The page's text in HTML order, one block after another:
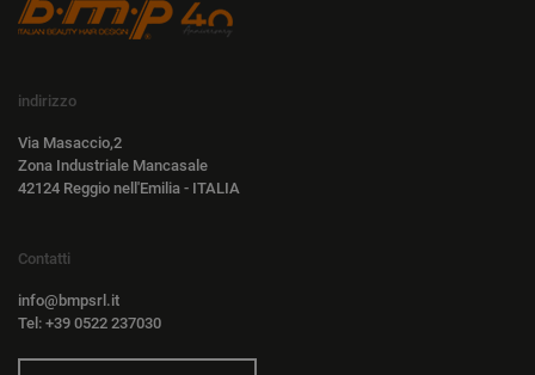
indirizzo
Via Masaccio,2
Zona Industriale Mancasale
42124 Reggio nell'Emilia - ITALIA
Contatti
info@bmpsrl.it
Tel: +39 0522 237030